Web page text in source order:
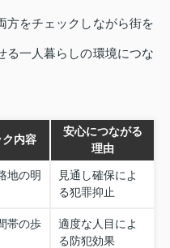
方をチェックしながら街を
る一人暮らしの環境につな
内容
安心につながる
理由
地の明
見通し確保によ
る犯罪抑止
帯の歩
適度な人目によ
る防犯効果